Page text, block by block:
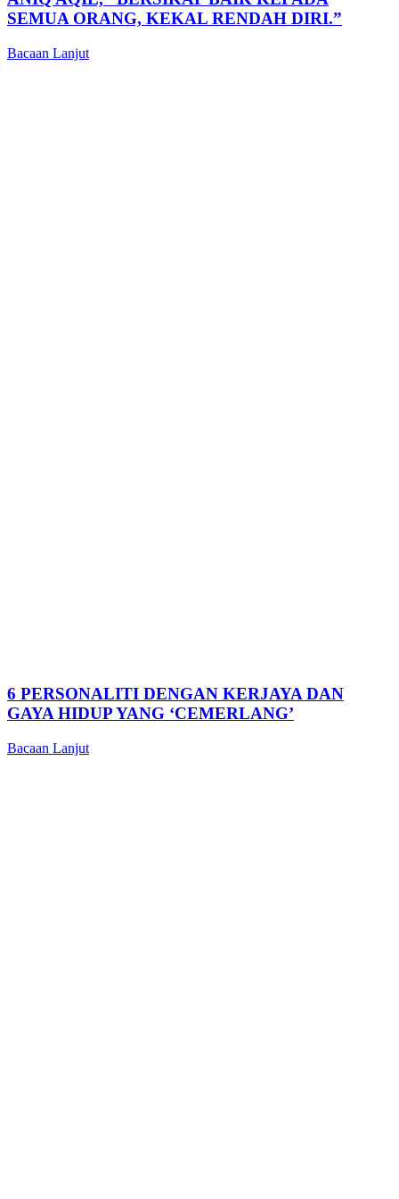
SEMUA ORANG, KEKAL RENDAH DIRI.”
Bacaan Lanjut
6 PERSONALITI DENGAN KERJAYA DAN
GAYA HIDUP YANG ‘CEMERLANG’
Bacaan Lanjut